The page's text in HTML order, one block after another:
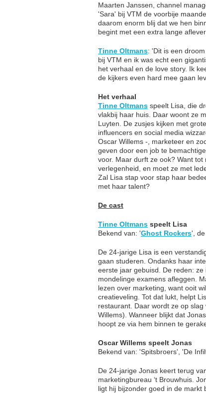
Maarten Janssen, channel
'Sara' bij VTM de voorbije
daarom enorm blij dat we hen
begint met een extra lange
Tinne Oltmans: 'Dit is een
bij VTM en ik was echt een
het verhaal en de love story. Ik
de kijkers even hard mee gaan
Het verhaal
Tinne Oltmans speelt Lisa, die
vlakbij haar huis. Daar woont ze
Luyten. De zusjes kijken met
influencers en social media
Oscar Willems -, marketeer en
geven door een job te
voor. Maar durft ze ook? Want
verlegenheid, en moet ze met
Zal Lisa stap voor stap haar
met haar talent?
De cast
Tinne Oltmans speelt Lisa
Bekend van: 'Ghost Rockers',
De 24-jarige Lisa is een
gaan studeren. Ondanks haar
eerste jaar gebuisd. De reden:
mondelinge examens afleggen.
lezen over marketing, want ooit
creatieveling. Tot dat lukt, helpt
restaurant. Daar wordt ze op
Willems). Wanneer blijkt dat
hoopt ze via hem binnen te
Oscar Willems speelt Jonas
Bekend van: 'Spitsbroers', 'De
De 24-jarige Jonas keert terug
marketingbureau ‘t Brouwhuis.
ligt hij bijzonder goed in de markt